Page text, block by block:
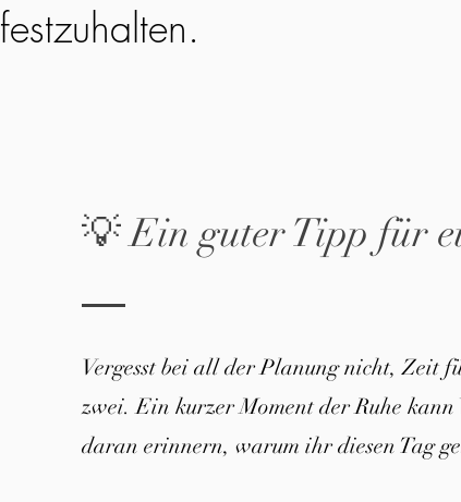
festzuhalten.
💡 Ein guter Tipp für
Vergesst bei all der Planung nicht, Zeit
zwei. Ein kurzer Moment der Ruhe
daran erinnern, warum ihr diesen Tag